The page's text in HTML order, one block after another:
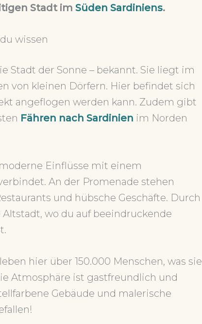
Stadt im Süden Sardiniens.
wissen
Stadt der Sonne – bekannt. Sie liegt im
von kleinen Dörfern. Hier befindet sich
angeflogen werden kann. Zudem gibt
Fähren nach Sardinien im Norden
Einflüsse mit einem
An der Promenade stehen
und hübsche Geschäfte. Durch
wo du auf beeindruckende
hier über 150.000 Menschen, was sie
Atmosphäre ist gastfreundlich und
Gebäude und malerische